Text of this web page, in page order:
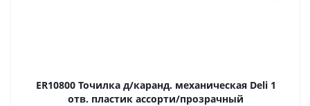
ER10800 Точилка д/каранд. механическая Deli 1
отв. пластик ассорти/прозрачный